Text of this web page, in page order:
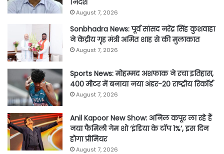
August 7, 2026
Sonbhadra News: पूर्व सांसद नरेंद्र सिंह कुशवाहा
ने केंद्रीय गृह मंत्री अमित शाह से की मुलाकात
August 7, 2026
Sports News: मोहम्मद अशफाक ने रचा इतिहास,
400 मीटर में बनाया नया अंडर-20 राष्ट्रीय रिकॉर्ड
August 7, 2026
Anil Kapoor New Show: अनिल कपूर ला रहे हैं
नया फैमिली गेम शो ‘इंडिया के टॉप 1%’, इस दिन
होगा प्रीमियर
August 7, 2026